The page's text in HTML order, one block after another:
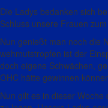
Die Ladys bedanken sich
Schluss unsere Frauen
Nun genießt man noch die
wehmutstropfen ist der
doch eigene Schwächen,
OHC hätte gewinnen
Nun gilt es in dieser